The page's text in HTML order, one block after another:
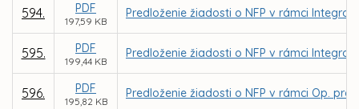
594. PDF
197,59 KB
Predloženie žiadosti o NFP v rámci
595. PDF
199,44 KB
Predloženie žiadosti o NFP v rámci
596. PDF
195,82 KB
Predloženie žiadosti o NFP v rámci Op.